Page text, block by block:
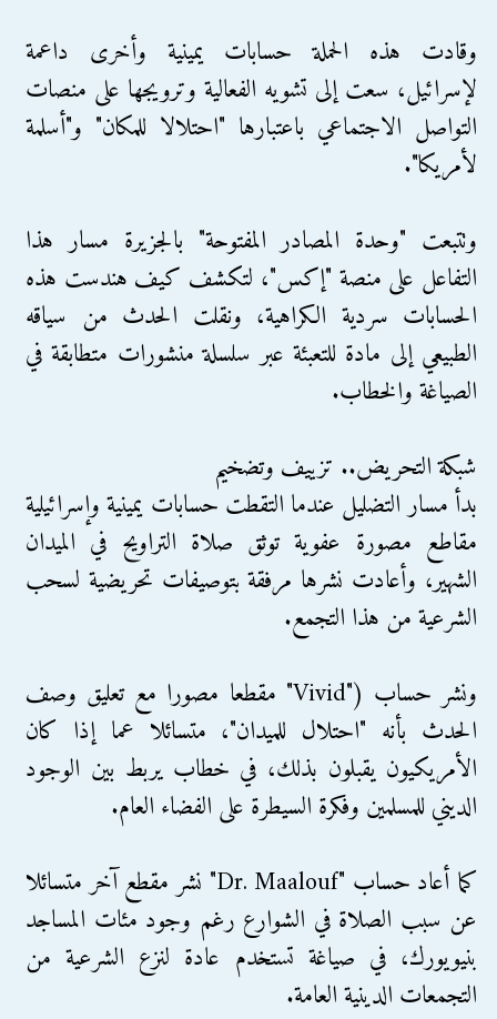
وقادت هذه الحملة حسابات يمينية وأخرى داعمة
لإسرائيل، سعت إلى تشويه الفعالية وترويجها على منصات
التواصل الاجتماعي باعتبارها "احتلالا للمكان" و"أسلمة
لأمريكا".
وتتبعت "وحدة المصادر المفتوحة" بالجزيرة مسار هذا
التفاعل على منصة "إكس"، لتكشف كيف هندست هذه
الحسابات سردية الكراهية، ونقلت الحدث من سياقه
الطبيعي إلى مادة للتعبئة عبر سلسلة منشورات متطابقة في
الصياغة والخطاب.
شبكة التحريض.. تزييف وتضخيم
بدأ مسار التضليل عندما التقطت حسابات يمينية وإسرائيلية
مقاطع مصورة عفوية توثق صلاة التراويح في الميدان
الشهير، وأعادت نشرها مرفقة بتوصيفات تحريضية لسحب
الشرعية من هذا التجمع.
ونشر حساب ("Vivid" مقطعا مصورا مع تعليق وصف
الحدث بأنه "احتلال للميدان"، متسائلا عما إذا كان
الأمريكيون يقبلون بذلك، في خطاب يربط بين الوجود
الديني للمسلمين وفكرة السيطرة على الفضاء العام.
كما أعاد حساب "Dr. Maalouf" نشر مقطع آخر متسائلا
عن سبب الصلاة في الشوارع رغم وجود مئات المساجد
بنيويورك، في صياغة تستخدم عادة لنزع الشرعية من
التجمعات الدينية العامة.